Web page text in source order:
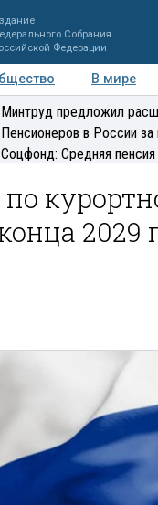
Собрания
Федерации
В мире
Регионы
Минтруд предложил
Пенсионеров в России
Соцфонд: Средняя
2029